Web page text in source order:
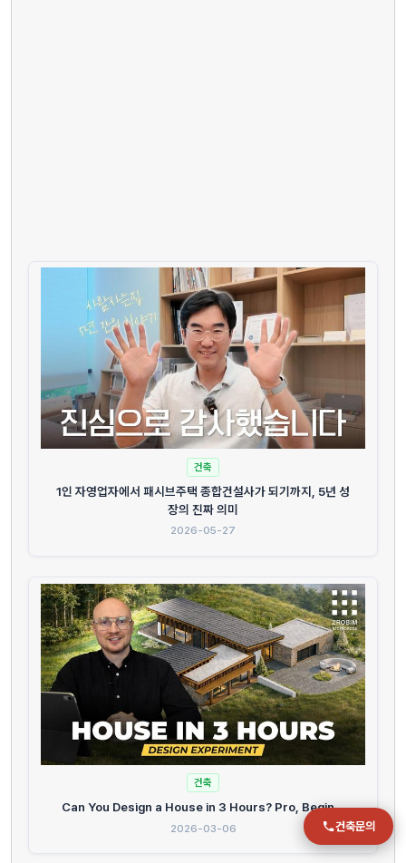
건축
1인 자영업자에서 패시브주택 종합건설사가 되기까지, 5년 성
장의 진짜 의미
2026-05-27
건축
Can You Design a House in 3 Hours? Pro, Begin...
2026-03-06
건축문의
jmc@chiho.co.kr
주소
부산 강서구 명지국제2로 41
POSCO 샤인오피스 306호
운영시간
월–금 09:00–18:00